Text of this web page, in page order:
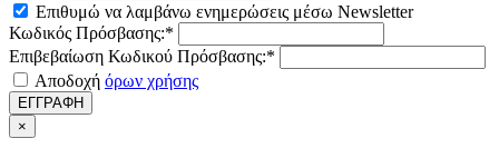
Επιθυμώ να λαμβάνω ενημερώσεις μέσω Newsletter
Κωδικός Πρόσβασης:*
Επιβεβαίωση Κωδικού Πρόσβασης:*
Αποδοχή όρων χρήσης
ΕΓΓΡΑΦΗ
×